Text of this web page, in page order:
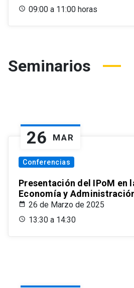
09:00 a 11:00 horas
Seminarios
26 MAR
Conferencias
Presentación del IPoM en
Economía y
26 de Marzo de 2025
13:30 a 14:30